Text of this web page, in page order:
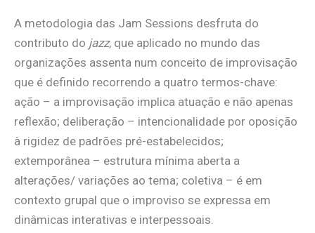
A metodologia das Jam Sessions desfruta do
contributo do jazz, que aplicado no mundo das
organizações assenta num conceito de improvisação
que é definido recorrendo a quatro termos-chave:
ação – a improvisação implica atuação e não apenas
reflexão; deliberação – intencionalidade por oposição
à rigidez de padrões pré-estabelecidos;
extemporânea – estrutura mínima aberta a
alterações/ variações ao tema; coletiva – é em
contexto grupal que o improviso se expressa em
dinâmicas interativas e interpessoais.